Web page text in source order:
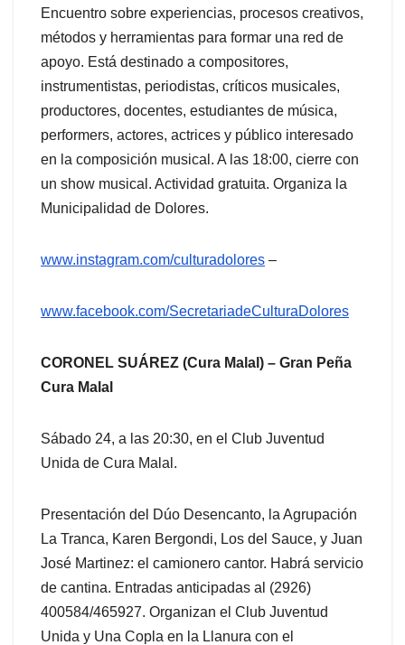
Encuentro sobre experiencias, procesos creativos,
métodos y herramientas para formar una red de
apoyo. Está destinado a compositores,
instrumentistas, periodistas, críticos musicales,
productores, docentes, estudiantes de música,
performers, actores, actrices y público interesado
en la composición musical. A las 18:00, cierre con
un show musical. Actividad gratuita. Organiza la
Municipalidad de Dolores.
www.instagram.com/culturadolores –
www.facebook.com/SecretariadeCulturaDolores
CORONEL SUÁREZ (Cura Malal) – Gran Peña
Cura Malal
Sábado 24, a las 20:30, en el Club Juventud
Unida de Cura Malal.
Presentación del Dúo Desencanto, la Agrupación
La Tranca, Karen Bergondi, Los del Sauce, y Juan
José Martinez: el camionero cantor. Habrá servicio
de cantina. Entradas anticipadas al (2926)
400584/465927. Organizan el Club Juventud
Unida y Una Copla en la Llanura con el